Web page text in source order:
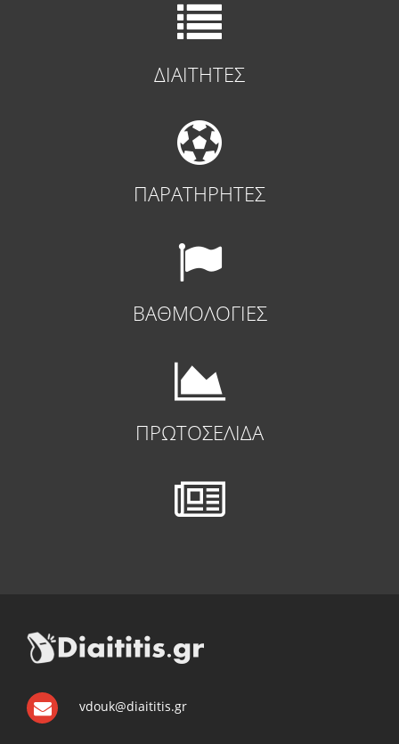
ΔΙΑΙΤΗΤΕΣ
ΠΑΡΑΤΗΡΗΤΕΣ
ΒΑΘΜΟΛΟΓΙΕΣ
ΠΡΩΤΟΣΕΛΙΔΑ
vdouk@diaititis.gr